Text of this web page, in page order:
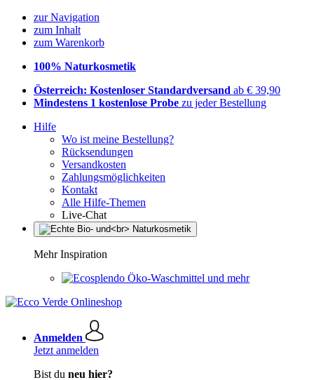
zur Navigation
zum Inhalt
zum Warenkorb
100% Naturkosmetik
Österreich: Kostenloser Standardversand ab € 39,90
Mindestens 1 kostenlose Probe zu jeder Bestellung
Hilfe
Wo ist meine Bestellung?
Rücksendungen
Versandkosten
Zahlungsmöglichkeiten
Kontakt
Alle Hilfe-Themen
Live-Chat
Mehr Inspiration
Öko-Waschmittel und mehr
Anmelden
Jetzt anmelden
Bist du neu hier?